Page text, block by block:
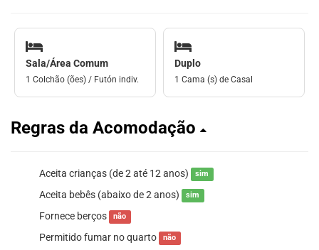
Sala/Área Comum
1 Colchão (ões) / Futón indiv.
Duplo
1 Cama (s) de Casal
Regras da Acomodação
Aceita crianças (de 2 até 12 anos) sim
Aceita bebês (abaixo de 2 anos) sim
Fornece berços não
Permitido fumar no quarto não